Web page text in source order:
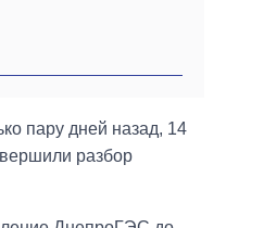
пару дней назад, 14
разбор